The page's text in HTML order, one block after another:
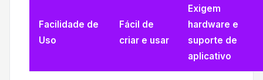
Facilidade de
Uso
Fácil de
criar e usar
Exigem
hardware e
suporte de
aplicativo